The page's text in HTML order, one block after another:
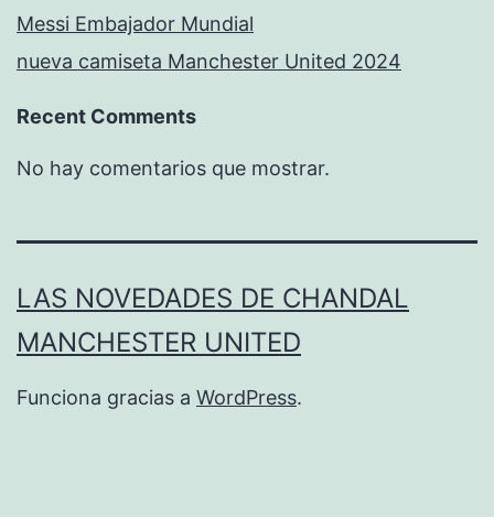
Messi Embajador Mundial
nueva camiseta Manchester United 2024
Recent Comments
No hay comentarios que mostrar.
LAS NOVEDADES DE CHANDAL
MANCHESTER UNITED
Funciona gracias a WordPress.